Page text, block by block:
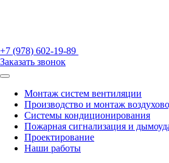
+7 (978) 602-19-89
Заказать звонок
Монтаж систем вентиляции
Производство и монтаж
Системы кондиционирования
Пожарная сигнализация и
Проектирование
Наши работы